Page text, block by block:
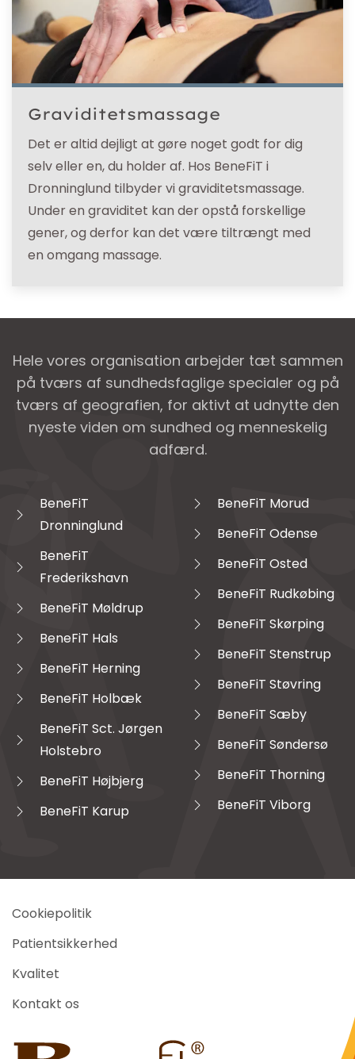
Graviditetsmassage
Det er altid dejligt at gøre noget godt for dig
selv eller en, du holder af. Hos BeneFiT i
Dronninglund tilbyder vi graviditetsmassage.
Under en graviditet kan der opstå forskellige
gener, og derfor kan det være tiltrængt med
en omgang massage.
Hele vores organisation arbejder tæt sammen
på tværs af sundhedsfaglige specialer og på
tværs af geografien, for aktivt at udnytte den
nyeste viden om sundhed og menneskelig
adfærd.
BeneFiT
Dronninglund
BeneFiT
Frederikshavn
BeneFiT Møldrup
BeneFiT Hals
BeneFiT Herning
BeneFiT Holbæk
BeneFiT Sct. Jørgen
Holstebro
BeneFiT Højbjerg
BeneFiT Karup
BeneFiT Morud
BeneFiT Odense
BeneFiT Osted
BeneFiT Rudkøbing
BeneFiT Skørping
BeneFiT Stenstrup
BeneFiT Støvring
BeneFiT Sæby
BeneFiT Søndersø
BeneFiT Thorning
BeneFiT Viborg
Cookiepolitik
Patientsikkerhed
Kvalitet
Kontakt os